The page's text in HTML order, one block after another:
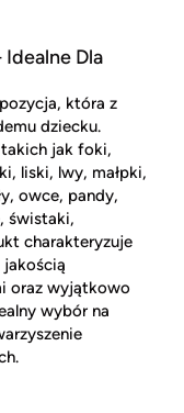
Dla
która z
dziecku.
takich jak foki,
liski, lwy, małpki,
owce, pandy,
świstaki,
charakteryzuje
oraz wyjątkowo
wybór na